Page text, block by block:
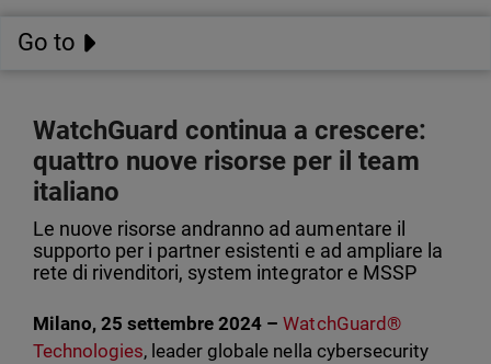
Go to
WatchGuard continua a crescere:
quattro nuove risorse per il team
italiano
Le nuove risorse andranno ad aumentare il
supporto per i partner esistenti e ad ampliare la
rete di rivenditori, system integrator e MSSP
Milano, 25 settembre 2024 –WatchGuard®
Technologies, leader globale nella cybersecurity